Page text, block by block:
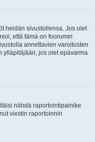
heidän sivustollensa. Jos olet
että tämä on foorumin
annettavien varoitusten
ylläpitäjään, jos olet epävarma
nähdä raportointipainike
viestin raportoinnin